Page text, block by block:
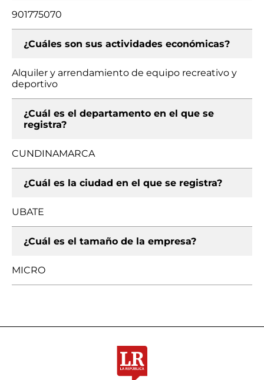
901775070
¿Cuáles son sus actividades económicas?
Alquiler y arrendamiento de equipo recreativo y
deportivo
¿Cuál es el departamento en el que se
registra?
CUNDINAMARCA
¿Cuál es la ciudad en el que se registra?
UBATE
¿Cuál es el tamaño de la empresa?
MICRO